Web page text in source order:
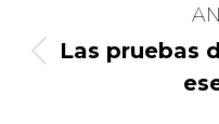
entre
Las pruebas